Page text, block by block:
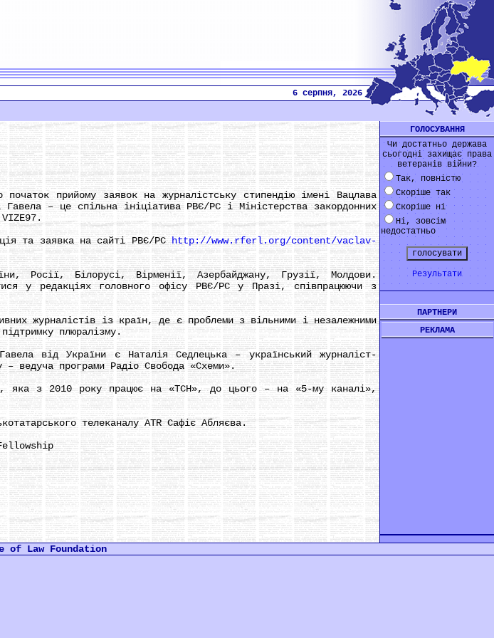
6 серпня, 2026
прийому заявок на журналістську стипендію імені Вацлава
– це спільна ініціатива РВЄ/РС і Міністерства закордонних
та заявка на сайті РВЄ/РС http://www.rferl.org/content/vaclav-
Білорусі, Вірменії, Азербайджану, Грузії, Молдови.
у редакціях головного офісу РВЄ/РС у Празі, співпрацюючи з
журналістів із країн, де є проблеми з вільними і незалежними
плюралізму.
від України є Наталія Седлецька – український журналіст-
– ведуча програми Радіо Свобода «Схеми».
з 2010 року працює на «ТСН», до цього – на «5-му каналі»,
телеканалу ATR Сафіє Абляєва.
ГОЛОСУВАННЯ
Чи достатньо держава
сьогодні захищає права
ветеранів війни?
Так, повністю
Скоріше так
Скоріше ні
Ні, зовсім
недостатньо
Результати
ПАРТНЕРИ
РЕКЛАМА
of Law Foundation